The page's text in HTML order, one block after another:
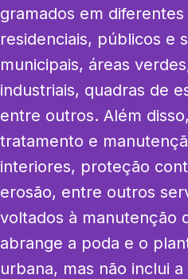
gramados em
residenciais, públicos e
municipais, áreas
industriais, quadras de
entre outros. Além
tratamento e
interiores, proteção
erosão, entre outros
voltados à manutenção
abrange a poda e o
urbana, mas não inclui